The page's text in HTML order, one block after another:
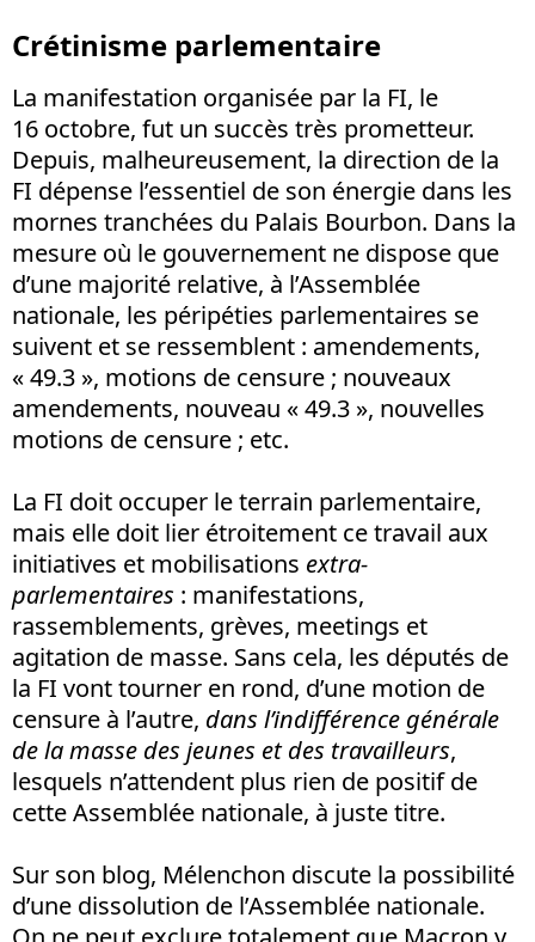
Crétinisme parlementaire
La manifestation organisée par la FI, le
16 octobre, fut un succès très prometteur.
Depuis, malheureusement, la direction de la
FI dépense l’essentiel de son énergie dans les
mornes tranchées du Palais Bourbon. Dans la
mesure où le gouvernement ne dispose que
d’une majorité relative, à l’Assemblée
nationale, les péripéties parlementaires se
suivent et se ressemblent : amendements,
« 49.3 », motions de censure ; nouveaux
amendements, nouveau « 49.3 », nouvelles
motions de censure ; etc.
La FI doit occuper le terrain parlementaire,
mais elle doit lier étroitement ce travail aux
initiatives et mobilisations extra-
parlementaires : manifestations,
rassemblements, grèves, meetings et
agitation de masse. Sans cela, les députés de
la FI vont tourner en rond, d’une motion de
censure à l’autre, dans l’indifférence générale
de la masse des jeunes et des travailleurs,
lesquels n’attendent plus rien de positif de
cette Assemblée nationale, à juste titre.
Sur son blog, Mélenchon discute la possibilité
d’une dissolution de l’Assemblée nationale.